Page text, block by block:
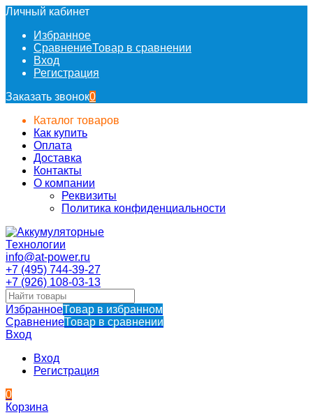
Личный кабинет
Избранное
СравнениеТовар в сравнении
Вход
Регистрация
Заказать звонок0
Каталог товаров
Как купить
Оплата
Доставка
Контакты
О компании
Реквизиты
Политика конфиденциальности
info@at-power.ru
+7 (495) 744-39-27
+7 (926) 108-03-13
ИзбранноеТовар в избранном
СравнениеТовар в сравнении
Вход
Вход
Регистрация
0
Корзина